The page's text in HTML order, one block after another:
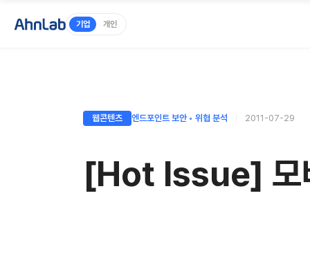
기업 개인
웹콘텐츠 엔드포인트 보안 ◦ 위협 분석 2011-07-29
[Hot Issue] 모